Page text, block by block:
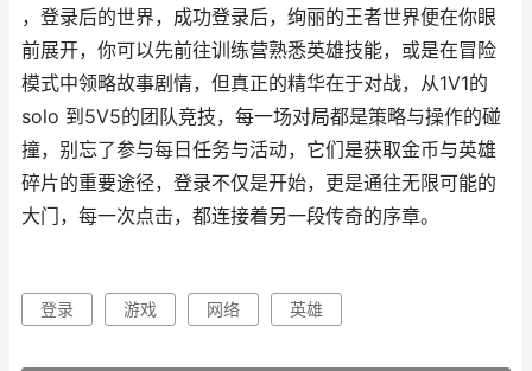
，登录后的世界，成功登录后，绚丽的王者世界便在你眼
前展开，你可以先前往训练营熟悉英雄技能，或是在冒险
模式中领略故事剧情，但真正的精华在于对战，从1V1的
solo 到5V5的团队竞技，每一场对局都是策略与操作的碰
撞，别忘了参与每日任务与活动，它们是获取金币与英雄
碎片的重要途径，登录不仅是开始，更是通往无限可能的
大门，每一次点击，都连接着另一段传奇的序章。
登录 游戏 网络 英雄